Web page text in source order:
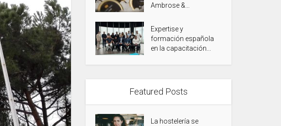
Ambrose &...
Expertise y
formación española
en la capacitación...
Featured Posts
La hostelería se